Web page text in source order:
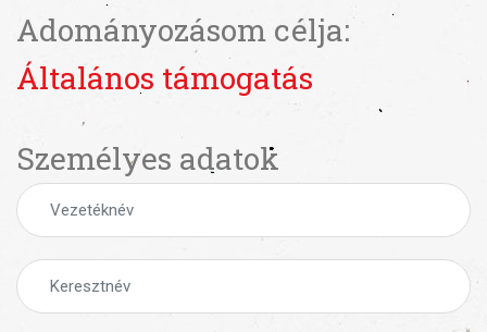
Adományozásom célja:
Általános támogatás
Személyes adatok